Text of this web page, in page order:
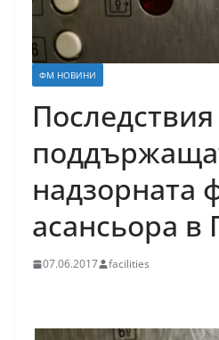
ФМ НОВИНИ
Последствия
надзорната
асансьора в
07.06.2017 facilities